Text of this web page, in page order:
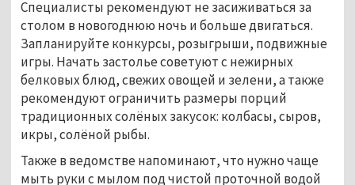
Специалисты рекомендуют не засиживаться за
столом в новогоднюю ночь и больше двигаться.
Запланируйте конкурсы, розыгрыши, подвижные
игры. Начать застолье советуют с нежирных
белковых блюд, свежих овощей и зелени, а также
рекомендуют ограничить размеры порций
традиционных солёных закусок: колбасы, сыров,
икры, солёной рыбы.
Также в ведомстве напоминают, что нужно чаще
мыть руки с мылом под чистой проточной водой